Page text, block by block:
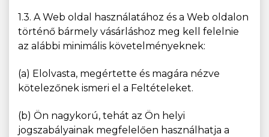
1.3. A Web oldal használatához és a Web oldalon
történő bármely vásárláshoz meg kell felelnie
az alábbi minimális követelményeknek:
(a) Elolvasta, megértette és magára nézve
kötelezőnek ismeri el a Feltételeket.
(b) Ön nagykorú, tehát az Ön helyi
jogszabályainak megfelelően használhatja a